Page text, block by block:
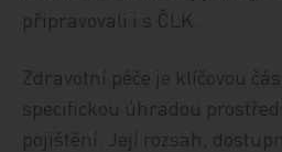
připravovali i s ČLK.
Zdravotní péče je klíčovou
specifickou úhradou
pojištění. Její rozsah,